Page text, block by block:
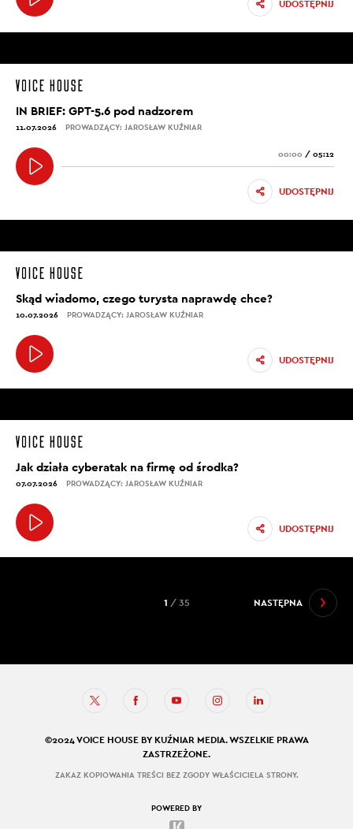
UDOSTĘPNIJ
IN BRIEF: GPT-5.6 pod nadzorem
11.07.2026 PROWADZĄCY: JAROSŁAW KUŹNIAR
00:00 / 05:12
UDOSTĘPNIJ
Skąd wiadomo, czego turysta naprawdę chce?
10.07.2026 PROWADZĄCY: JAROSŁAW KUŹNIAR
UDOSTĘPNIJ
Jak działa cyberatak na firmę od środka?
07.07.2026 PROWADZĄCY: JAROSŁAW KUŹNIAR
UDOSTĘPNIJ
NASTĘPNA
1 / 35
©2024 VOICE HOUSE BY KUŹNIAR MEDIA. WSZELKIE PRAWA
ZASTRZEŻONE.
ZAKAZ KOPIOWANIA TREŚCI BEZ ZGODY WŁAŚCICIELA STRONY.
POWERED BY